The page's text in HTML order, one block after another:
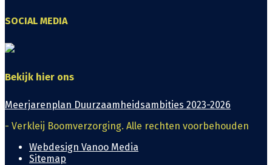
SOCIAL MEDIA
Bekijk hier ons
Meerjarenplan Duurzaamheidsambities 2023-2026
- Verkleij Boomverzorging. Alle rechten voorbehouden
Webdesign Vanoo Media
Sitemap